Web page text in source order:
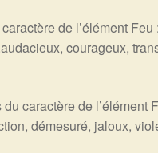
de l’élément Feu
courageux,
caractère de l’élément
démesuré, jaloux,